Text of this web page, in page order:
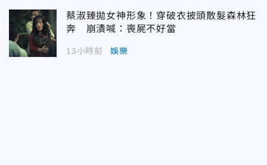
蔡淑臻拋女神形象！穿破衣披頭散髮森林狂
奔 崩潰喊：喪屍不好當
13小時前 娛樂